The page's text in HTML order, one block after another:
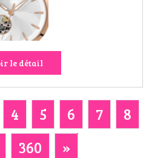
le détail
4 5 6 7
8
360 »